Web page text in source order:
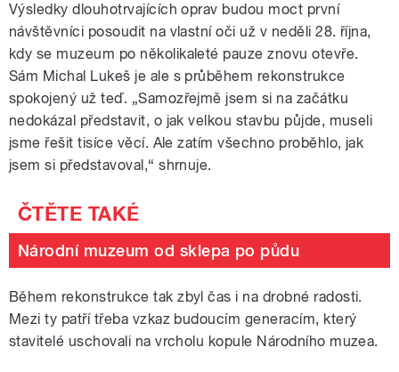
Výsledky dlouhotrvajících oprav budou moct první
návštěvníci posoudit na vlastní oči už v neděli 28. října,
kdy se muzeum po několikaleté pauze znovu otevře.
Sám Michal Lukeš je ale s průběhem rekonstrukce
spokojený už teď. „Samozřejmě jsem si na začátku
nedokázal představit, o jak velkou stavbu půjde, museli
jsme řešit tisíce věcí. Ale zatím všechno proběhlo, jak
jsem si představoval,“ shrnuje.
Národní muzeum od sklepa po půdu
Během rekonstrukce tak zbyl čas i na drobné radosti.
Mezi ty patří třeba vzkaz budoucím generacím, který
stavitelé uschovali na vrcholu kopule Národního muzea.